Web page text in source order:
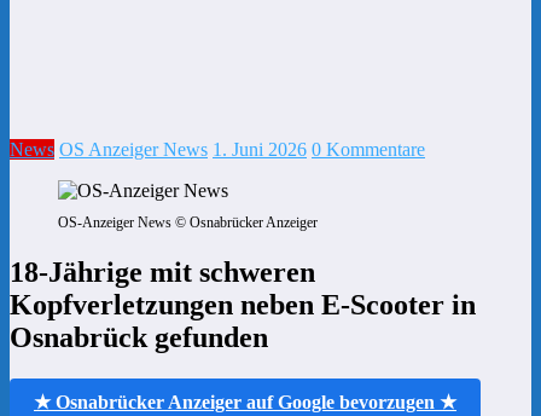
News OS Anzeiger News 1. Juni 2026 0 Kommentare
OS-Anzeiger News © Osnabrücker Anzeiger
18-Jährige mit schweren
Kopfverletzungen neben E-Scooter in
Osnabrück gefunden
★ Osnabrücker Anzeiger auf Google bevorzugen ★